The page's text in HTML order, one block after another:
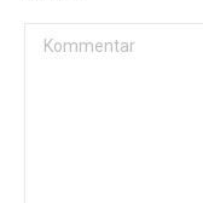
Kommentar